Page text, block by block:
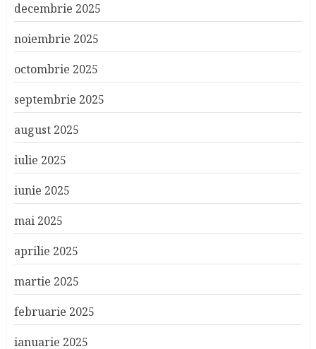
decembrie 2025
noiembrie 2025
octombrie 2025
septembrie 2025
august 2025
iulie 2025
iunie 2025
mai 2025
aprilie 2025
martie 2025
februarie 2025
ianuarie 2025